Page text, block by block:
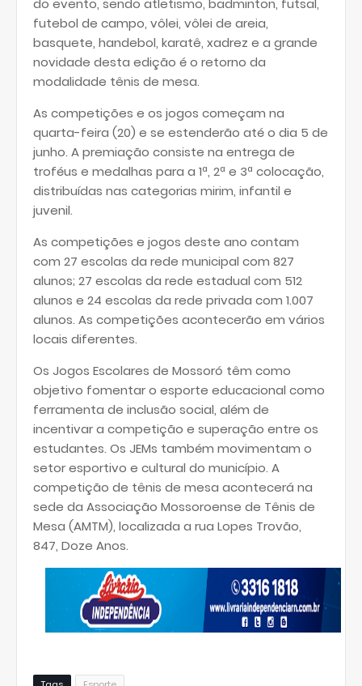
do evento, sendo atletismo, badminton, futsal,
futebol de campo, vôlei, vôlei de areia,
basquete, handebol, karatê, xadrez e a grande
novidade desta edição é o retorno da
modalidade tênis de mesa.
As competições e os jogos começam na
quarta-feira (20) e se estenderão até o dia 5 de
junho. A premiação consiste na entrega de
troféus e medalhas para a 1ª, 2ª e 3ª colocação,
distribuídas nas categorias mirim, infantil e
juvenil.
As competições e jogos deste ano contam
com 27 escolas da rede municipal com 827
alunos; 27 escolas da rede estadual com 512
alunos e 24 escolas da rede privada com 1.007
alunos. As competições acontecerão em vários
locais diferentes.
Os Jogos Escolares de Mossoró têm como
objetivo fomentar o esporte educacional como
ferramenta de inclusão social, além de
incentivar a competição e superação entre os
estudantes. Os JEMs também movimentam o
setor esportivo e cultural do município. A
competição de tênis de mesa acontecerá na
sede da Associação Mossoroense de Tênis de
Mesa (AMTM), localizada a rua Lopes Trovão,
847, Doze Anos.